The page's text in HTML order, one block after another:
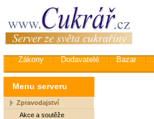
Zákony Dodavatelé Bazar
Menu serveru
Zpravodajství
Akce a soutěže